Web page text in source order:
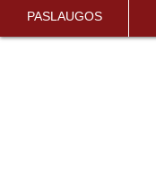
PASLAUGOS